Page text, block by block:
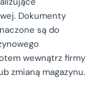
Dokumenty
są do
wewnątrz firmy
zmianą magazynu.